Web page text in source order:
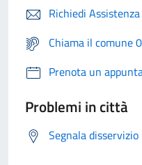
Richiedi Assistenza
Chiama il comune
Prenota un
Problemi in città
Segnala disservizio